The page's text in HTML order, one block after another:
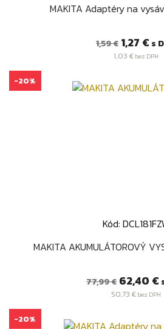
MAKITA Adaptéry na
Bežná
cena
1,59 € Cena
1,27 € s
1,03 € bez DPH
Kód:
MAKITA AKUMULÁTOROVÝ
Bežná
77,99 € Cena
62,40 €
50,73 € bez DPH
-20%
-20%